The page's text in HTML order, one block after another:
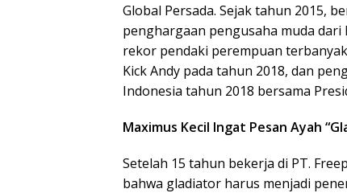
Global Persada. Sejak tahun 2015,
penghargaan pengusaha muda
rekor pendaki perempuan
Kick Andy pada tahun 2018, dan
Indonesia tahun 2018 bersama
Maximus Kecil Ingat Pesan Ayah
Setelah 15 tahun bekerja di PT.
bahwa gladiator harus menjadi